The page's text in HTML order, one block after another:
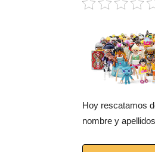
Hoy rescatamos
nombre y